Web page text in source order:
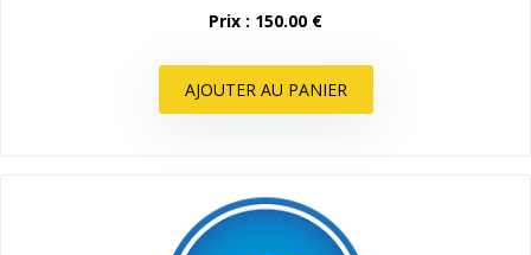
Prix : 150.00 €
AJOUTER AU PANIER